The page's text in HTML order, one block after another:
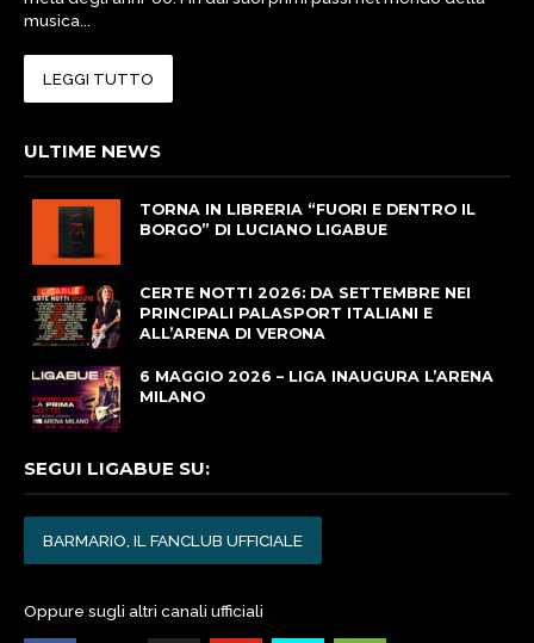
musica...
LEGGI TUTTO
ULTIME NEWS
TORNA IN LIBRERIA “FUORI E DENTRO IL
BORGO” DI LUCIANO LIGABUE
CERTE NOTTI 2026: DA SETTEMBRE NEI
PRINCIPALI PALASPORT ITALIANI E
ALL’ARENA DI VERONA
6 MAGGIO 2026 – LIGA INAUGURA L’ARENA
MILANO
SEGUI LIGABUE SU:
BARMARIO, IL FANCLUB UFFICIALE
Oppure sugli altri canali ufficiali